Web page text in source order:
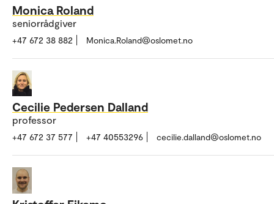
Monica Roland
seniorrådgiver
+47 672 38 882 Monica.Roland@oslomet.no
Cecilie Pedersen Dalland
professor
+47 672 37 577 +47 40553296 cecilie.dalland@oslomet.no